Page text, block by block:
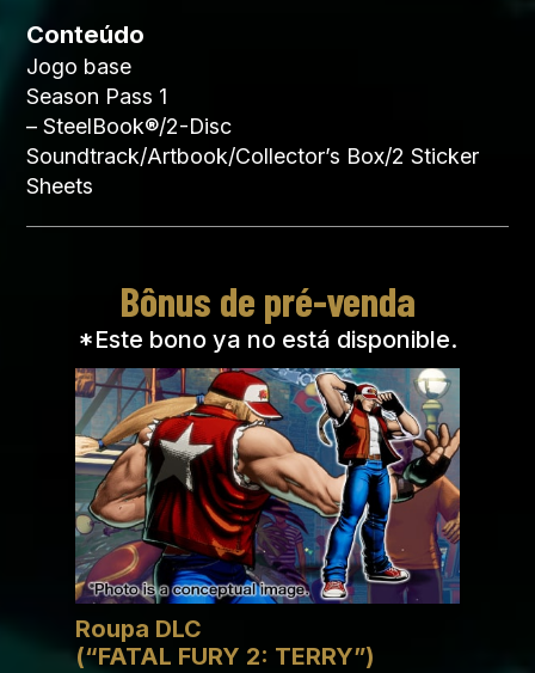
Conteúdo
Jogo base
Season Pass 1
– SteelBook®/2-Disc
Soundtrack/Artbook/Collector’s Box/2 Sticker
Sheets
Bônus de pré-venda
*Este bono ya no está disponible.
Roupa DLC
(“FATAL FURY 2: TERRY”)